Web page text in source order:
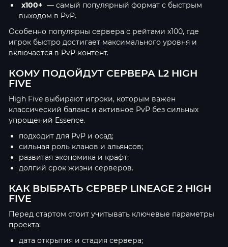
x100+ — самый популярный формат с быстрым
выходом в PvP.
Особенно популярны сервера с рейтами x100, где
игрок быстро достигает максимального уровня и
включается в PvP-контент.
КОМУ ПОДОЙДУТ СЕРВЕРА L2 HIGH
FIVE
High Five выбирают игроки, которым важен
классический баланс и активное PvP без сильных
упрощений Essence.
подходит для PvP и осад;
сильная роль кланов и альянсов;
развитая экономика и крафт;
долгий срок жизни серверов.
КАК ВЫБРАТЬ СЕРВЕР LINEAGE 2 HIGH
FIVE
Перед стартом стоит учитывать ключевые параметры
проекта:
дата открытия и стадия сервера;